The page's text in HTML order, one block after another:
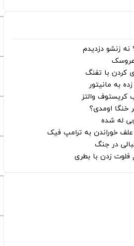
زنشو دزدیدم
عروسک
کردن با تفنگ
به مانیتور
کریستوف والتز
خنگا اومدی؟
له شده
علف خوراندن به ترامپ فیک
در جنگ
فلوت زدن با بطری